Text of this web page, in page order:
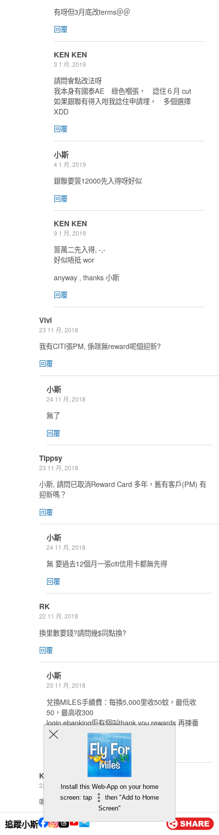
追蹤小斯
有呀但3月底改terms＠＠
回覆
KEN KEN
3 1 月, 2019
請問會點改法呀
我本身有國泰AE 綠色嗰張， 諗住６月 cut
如果銀聯有得入咁我諗住申請埋， 多個選擇
XDD
回覆
小斯
4 1 月, 2019
銀聯要簽12000先入得呀好似
回覆
KEN KEN
9 1 月, 2019
簽萬二先入得, -,-
好似唔抵 wor
anyway , thanks 小斯
回覆
Vivi
23 11 月, 2018
我有CITI張PM, 係咪無reward呢個迎新?
回覆
小斯
24 11 月, 2018
無了
回覆
Tippsy
23 11 月, 2018
小斯, 請問已取消Reward Card 多年，舊有客戶(PM) 有
迎新嗎？
回覆
小斯
24 11 月, 2018
無 要過去12個月一張citi信用卡都無先得
回覆
RK
22 11 月, 2018
換里數要錢?請問幾$同點換?
回覆
小斯
23 11 月, 2018
兌換MILES手續費：每換5,000里收50蚊，最低收
50，最高收300
login ebanking佢有個叫thank you rewards 再揀番
換里數就可以
KK
22 11 月, 2018
呢張要不要收年費?
回覆
Install this Web-App on your home
screen: tap
then "Add to Home
Screen"